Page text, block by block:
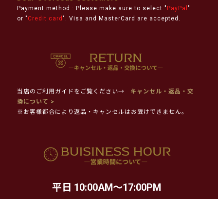
Payment method : Please make sure to select " PayPal "
or " Credit card ". Visa and MasterCard are accepted.
当店のご利用ガイドをご覧ください→
キャンセル・返品・交
換について >
※お客様都合により返品・キャンセルはお受けできません。
平日 10:00AM～17:00PM